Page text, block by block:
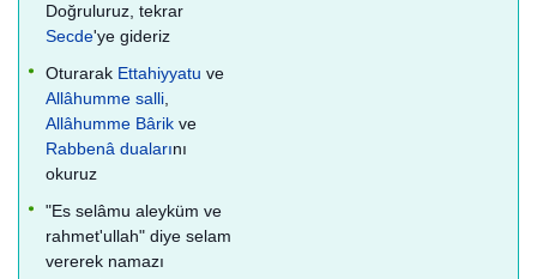
Doğruluruz, tekrar
Secde'ye gideriz
Oturarak Ettahiyyatu ve
Allâhumme salli,
Allâhumme Bârik ve
Rabbenâ dualarını
okuruz
"Es selâmu aleyküm ve
rahmet'ullah" diye selam
vererek namazı